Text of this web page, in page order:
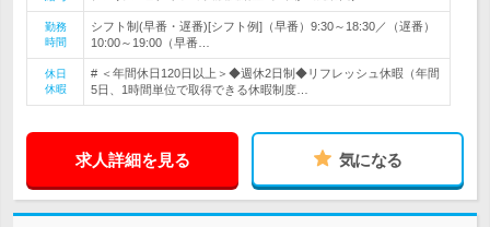
勤務
時間
シフト制(早番・遅番)[シフト例]（早番）9:30～18:30／（遅番）
10:00～19:00（早番…
休日
休暇
# ＜年間休日120日以上＞◆週休2日制◆リフレッシュ休暇（年間
5日、1時間単位で取得できる休暇制度…
求人詳細を見る 気になる